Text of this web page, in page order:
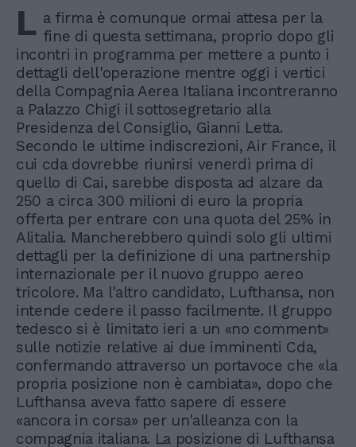
L a firma è comunque ormai attesa per la
fine di questa settimana, proprio dopo gli
incontri in programma per mettere a punto i
dettagli dell'operazione mentre oggi i vertici
della Compagnia Aerea Italiana incontreranno
a Palazzo Chigi il sottosegretario alla
Presidenza del Consiglio, Gianni Letta.
Secondo le ultime indiscrezioni, Air France, il
cui cda dovrebbe riunirsi venerdì prima di
quello di Cai, sarebbe disposta ad alzare da
250 a circa 300 milioni di euro la propria
offerta per entrare con una quota del 25% in
Alitalia. Mancherebbero quindi solo gli ultimi
dettagli per la definizione di una partnership
internazionale per il nuovo gruppo aereo
tricolore. Ma l'altro candidato, Lufthansa, non
intende cedere il passo facilmente. Il gruppo
tedesco si è limitato ieri a un «no comment»
sulle notizie relative ai due imminenti Cda,
confermando attraverso un portavoce che «la
propria posizione non è cambiata», dopo che
Lufthansa aveva fatto sapere di essere
«ancora in corsa» per un'alleanza con la
compagnia italiana. La posizione di Lufthansa